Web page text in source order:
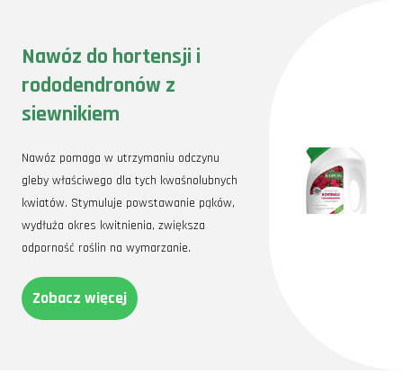
Przesadzaj roślinę w odpowiednich terminach i zabezpiecz na zimę.
Czy warto poświęcić tyle uwagi hortensji ogrodowej? Zdecydowanie
tak! Każda chwila spędzona na pielęgnacji tej rośliny jest
wynagradzana widokiem pięknych, bujnych kwiatów, które przyciągają
wzrok i zachwycają swoją delikatnością. A może masz własne
podzielić?
Nawóz do hortensji i
rododendronów z
siewnikiem
Nawóz pomaga w utrzymaniu odczynu
gleby właściwego dla tych kwaśnolubnych
kwiatów. Stymuluje powstawanie pąków,
wydłuża okres kwitnienia, zwiększa
odporność roślin na wymarzanie.
Zobacz więcej